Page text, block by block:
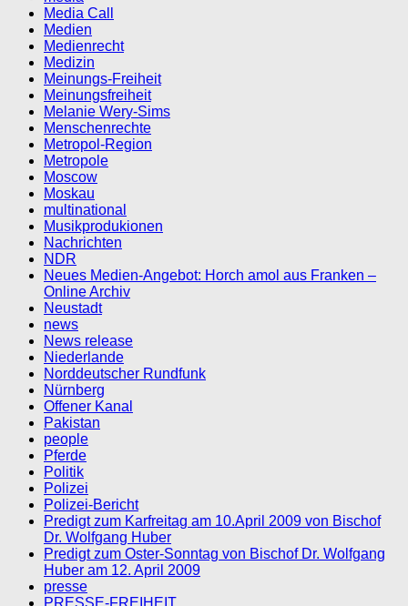
Media Call
Medien
Medienrecht
Medizin
Meinungs-Freiheit
Meinungsfreiheit
Melanie Wery-Sims
Menschenrechte
Metropol-Region
Metropole
Moscow
Moskau
multinational
Musikprodukionen
Nachrichten
NDR
Neues Medien-Angebot: Horch amol aus Franken –
Online Archiv
Neustadt
news
News release
Niederlande
Norddeutscher Rundfunk
Nürnberg
Offener Kanal
Pakistan
people
Pferde
Politik
Polizei
Polizei-Bericht
Predigt zum Karfreitag am 10.April 2009 von Bischof
Dr. Wolfgang Huber
Predigt zum Oster-Sonntag von Bischof Dr. Wolfgang
Huber am 12. April 2009
presse
PRESSE-FREIHEIT